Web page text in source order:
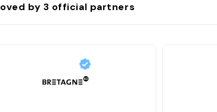
by 3 official partners